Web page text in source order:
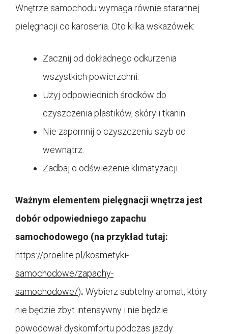
Wnętrze samochodu wymaga równie starannej
pielęgnacji co karoseria. Oto kilka wskazówek:
Zacznij od dokładnego odkurzenia
wszystkich powierzchni.
Użyj odpowiednich środków do
czyszczenia plastików, skóry i tkanin.
Nie zapomnij o czyszczeniu szyb od
wewnątrz.
Zadbaj o odświeżenie klimatyzacji.
Ważnym elementem pielęgnacji wnętrza jest
dobór odpowiedniego zapachu
samochodowego (na przykład tutaj:
https://proelite.pl/kosmetyki-
samochodowe/zapachy-
samochodowe/). Wybierz subtelny aromat, który
nie będzie zbyt intensywny i nie będzie
powodował dyskomfortu podczas jazdy.